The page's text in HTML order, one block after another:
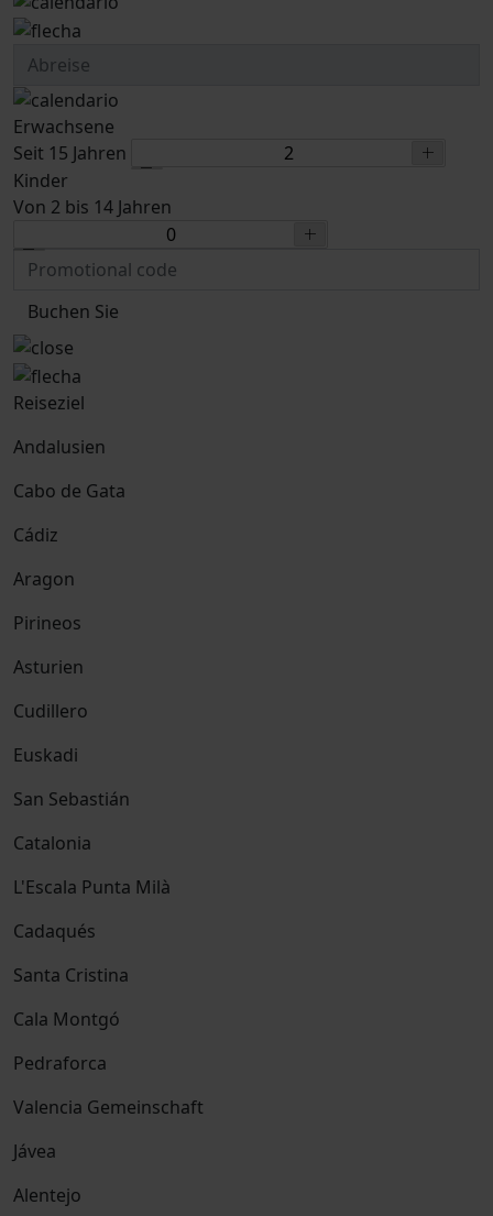
Erwachsene
Seit 15 Jahren
Kinder
Von 2 bis 14 Jahren
Buchen Sie
Reiseziel
Andalusien
Cabo de Gata
Cádiz
Aragon
Pirineos
Asturien
Cudillero
Euskadi
San Sebastián
Catalonia
L'Escala Punta Milà
Cadaqués
Santa Cristina
Cala Montgó
Pedraforca
Valencia Gemeinschaft
Jávea
Alentejo